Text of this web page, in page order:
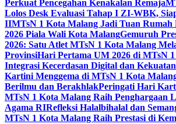
Perkuat Pencegahan Kenakalan Remaja
Lolos Desk Evaluasi Tahap I ZI-WBK,
IIMTsN 1 Kota Malang Jadi Tuan
2026 Piala Wali Kota MalangGemuruh
2026: Satu Atlet MTsN 1 Kota Malang
ProvinsiHari Pertama UM 2026 di MTsN
Integrasi Kecerdasan Digital dan
Kartini Menggema di MTsN 1 Kota
Berilmu dan BerakhlakPeringati Hari
MTsN 1 Kota Malang Raih Penghargaan
Agama RIRefleksi Halalbihalal dan
MTsN 1 Kota Malang Raih Prestasi di